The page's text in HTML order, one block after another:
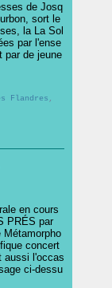
de Josq
sort le
la La Sol
par l'ense
par de jeune
Flandres ,
en cours
PRÉS par
Métamorpho
concert
aussi l'occas
ci-dessu